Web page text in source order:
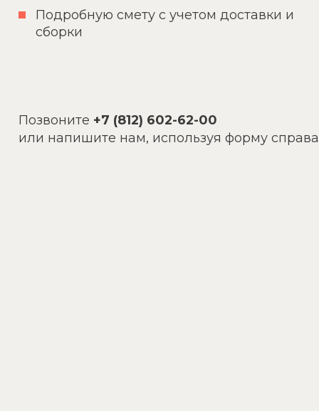
Подробную смету с учетом доставки и
сборки
Позвоните +7 (812) 602-62-00
или напишите нам, используя форму справа